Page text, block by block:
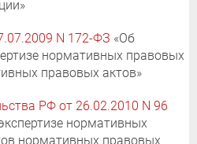
N 172-ФЗ «Об
нормативных правовых
правовых актов»
РФ от 26.02.2010 N 96
нормативных
нормативных правовых